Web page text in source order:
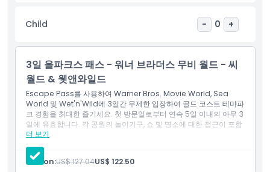
포함 사항
아동 성인 정책
포함되지 않는 사항
Child - 0 +
3일 올파크스 패스 - 워너 브라더스 무비 월드 - 씨
월드 & 웻앤와일드
Escape Pass를 사용하여 Warner Bros. Movie World, Sea
World 및 Wet'n'Wild에 3일간 무제한 입장하여 골드 코스트 테마파
크 경험을 최대한 즐기세요. 첫 방문일로부터 연속 5일 이내의 아무 3
일에 유효합니다. 각 공원의 놀이기구, 쇼 및 명소에 대한 접근이 포함
됩니다.
더 보기
포함 사항
3일 어트랙션 패스
입장권: 워너 브라더스 무비 월드
Person:US$ 127.04US$ 122.50